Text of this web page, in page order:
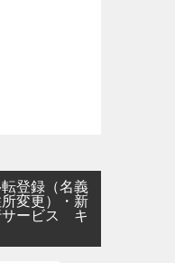
登録（名義
変更）・新
サービス キ